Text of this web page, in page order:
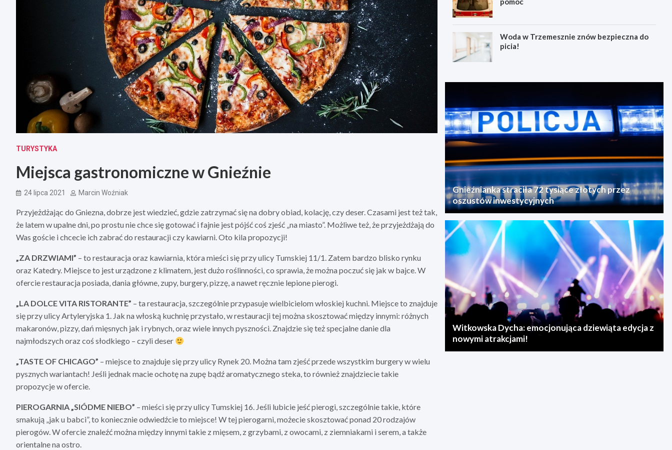
TURYSTYKA
Miejsca gastronomiczne w Gnieźnie
24 lipca 2021 Marcin Woźniak
Przyjeżdżając do Gniezna, dobrze jest wiedzieć, gdzie zatrzymać się na dobry obiad, kolację, czy deser. Czasami jest też tak,
że latem w upalne dni, po prostu nie chce się gotować i fajnie jest pójść coś zjeść „na miasto”. Możliwe też, że przyjeżdżają do
Was goście i chcecie ich zabrać do restauracji czy kawiarni. Oto kila propozycji!
„ZA DRZWIAMI” – to restauracja oraz kawiarnia, która mieści się przy ulicy Tumskiej 11/1. Zatem bardzo blisko rynku
oraz Katedry. Miejsce to jest urządzone z klimatem, jest dużo roślinności, co sprawia, że można poczuć się jak w bajce. W
ofercie restauracja posiada, dania główne, zupy, burgery, pizzę, a nawet ręcznie lepione pierogi.
„LA DOLCE VITA RISTORANTE” – ta restauracja, szczególnie przypasuje wielbicielom włoskiej kuchni. Miejsce to znajduje
się przy ulicy Artyleryjska 1. Jak na włoską kuchnię przystało, w restauracji tej można skosztować między innymi: różnych
makaronów, pizzy, dań mięsnych jak i rybnych, oraz wiele innych pyszności. Znajdzie się też specjalne danie dla
najmłodszych oraz coś słodkiego – czyli deser
„TASTE OF CHICAGO” – miejsce to znajduje się przy ulicy Rynek 20. Można tam zjeść przede wszystkim burgery w wielu
pysznych wariantach! Jeśli jednak macie ochotę na zupę bądź aromatycznego steka, to również znajdziecie takie
propozycje w ofercie.
PIEROGARNIA „SIÓDME NIEBO” – mieści się przy ulicy Tumskiej 16. Jeśli lubicie jeść pierogi, szczególnie takie, które
smakują „jak u babci”, to koniecznie odwiedźcie to miejsce! W tej pierogarni, możecie skosztować ponad 20 rodzajów
pierogów. W ofercie znaleźć można między innymi takie z mięsem, z grzybami, z owocami, z ziemniakami i serem, a także
orientalne na ostro.
Woda w Trzemesznie znów bezpieczna do
picia!
Gnieźnianka straciła 72 tysiące złotych przez
oszustów inwestycyjnych
Witkowska Dycha: emocjonująca dziewiąta edycja z
nowymi atrakcjami!